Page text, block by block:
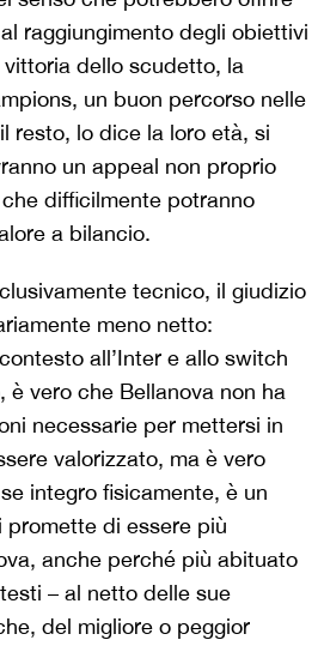
raggiungimento degli obiettivi
dello scudetto, la
un buon percorso nelle
resto, lo dice la loro età, si
un appeal non proprio
difficilmente potranno
a bilancio.
tecnico, il giudizio
meno netto:
all’Inter e allo switch
è vero che Bellanova non ha
necessarie per mettersi in
valorizzato, ma è vero
integro fisicamente, è un
di essere più
anche perché più abituato
– al netto delle sue
del migliore o peggior